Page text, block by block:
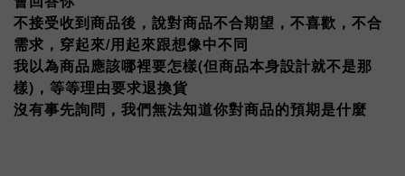
不接受收到商品後，說對商品不合期望，不喜歡，不合
需求，穿起來/用起來跟想像中不同
我以為商品應該哪裡要怎樣(但商品本身設計就不是那
樣)， 等等理由要求退換貨
沒有事先詢問，我們無法知道你對商品的預期是什麼